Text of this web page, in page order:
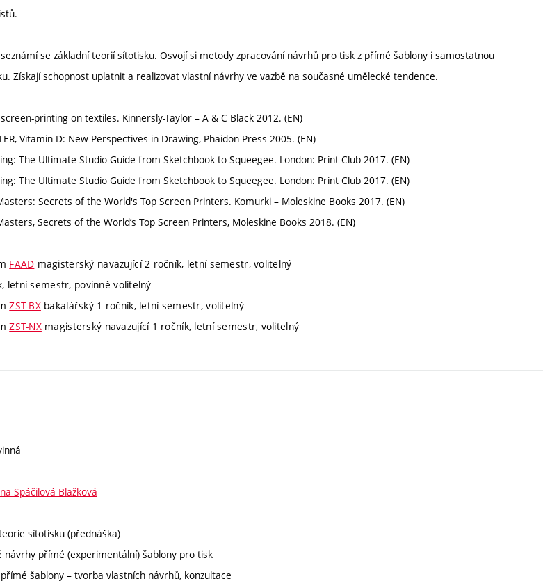
se základní teorií sítotisku. Osvojí si metody zpracování návrhů pro tisk z přímé šablony i samostatnou
Získají schopnost uplatnit a realizovat vlastní návrhy ve vazbě na současné umělecké tendence.
printing on textiles. Kinnersly-Taylor – A & C Black 2012. (EN)
Vitamin D: New Perspectives in Drawing, Phaidon Press 2005. (EN)
The Ultimate Studio Guide from Sketchbook to Squeegee. London: Print Club 2017. (EN)
The Ultimate Studio Guide from Sketchbook to Squeegee. London: Print Club 2017. (EN)
Secrets of the World's Top Screen Printers. Komurki – Moleskine Books 2017. (EN)
Secrets of the World’s Top Screen Printers, Moleskine Books 2018. (EN)
FAAD magisterský navazující 2 ročník, letní semestr, volitelný
letní semestr, povinně volitelný
ZST-BXbakalářský 1 ročník, letní semestr, volitelný
ZST-NXmagisterský navazující 1 ročník, letní semestr, volitelný
Spáčilová Blažková
sítotisku (přednáška)
návrhy přímé (experimentální) šablony pro tisk
šablony – tvorba vlastních návrhů, konzultace